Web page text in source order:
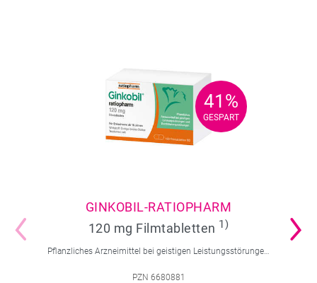
41%
GESPART
41%
GESPART
GINKOBIL-RATIOPHARM
120 mg Filmtabletten 1)
Pflanzliches Arzneimittel bei geistigen Leistungsstörungen und Durchblutungsstörungen.
PZN 6680881